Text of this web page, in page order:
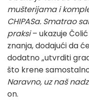
mušterijama i
CHIPASa. Smatrao
praksi– ukazuje
znanja, dodajući da
dodatno „utvrditi
što krene
Naravno, uz naš
on.